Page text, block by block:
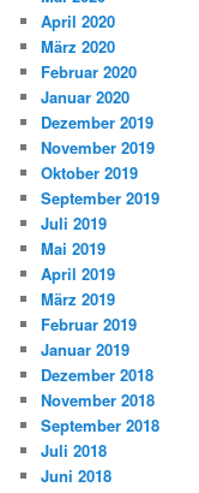
April 2020
März 2020
Februar 2020
Januar 2020
Dezember 2019
November 2019
Oktober 2019
September 2019
Juli 2019
Mai 2019
April 2019
März 2019
Februar 2019
Januar 2019
Dezember 2018
November 2018
September 2018
Juli 2018
Juni 2018